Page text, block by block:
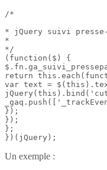
/*
* jQuery suivi
*
*/
(function($) {
return
var text =
});
});
};
})(jQuery);
Un exemple :